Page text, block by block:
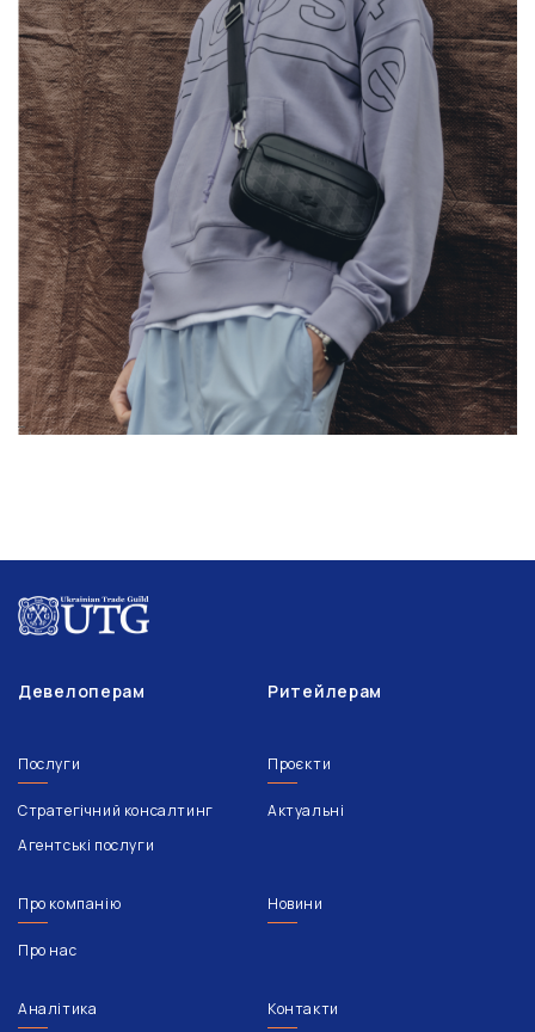
Девелоперам Ритейлерам
Послуги
Стратегічний консалтинг
Агентські послуги
Проєкти
Актуальні
Про компанію
Про нас
Новини
Аналітика Контакти